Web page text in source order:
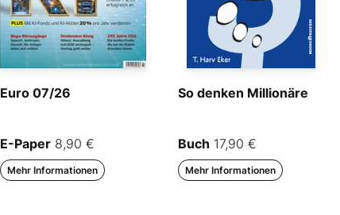
Euro 07/26
E-Paper 8,90 €
Mehr Informationen
So denken Millionäre
Buch 17,90 €
Mehr Informationen